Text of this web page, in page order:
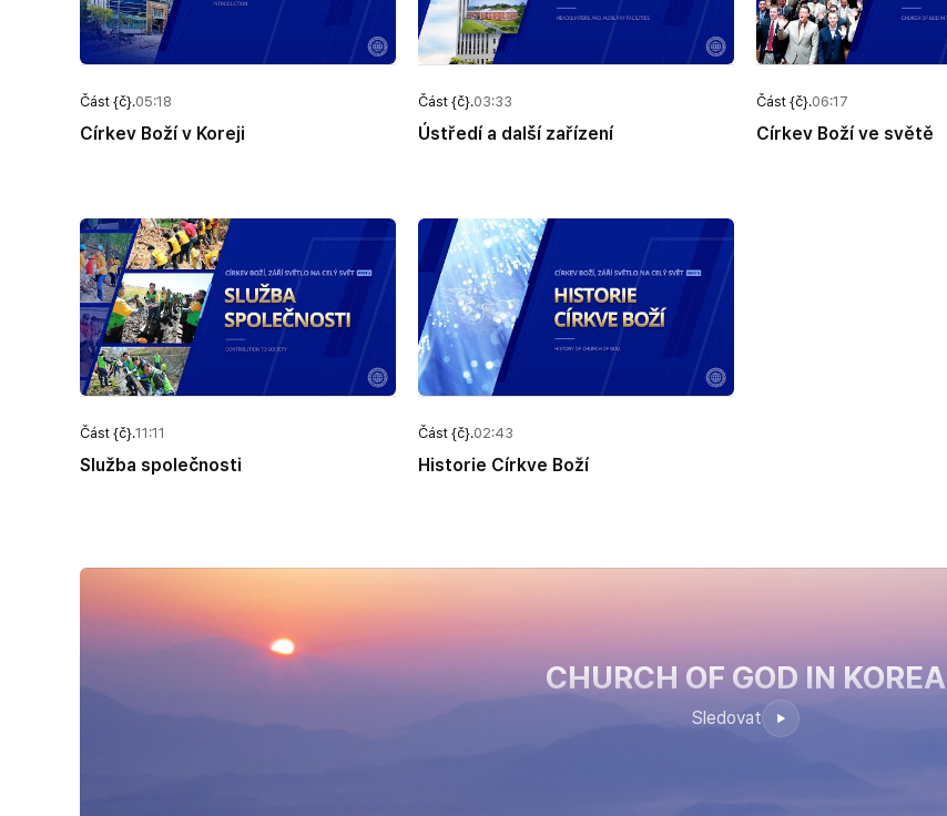
Část {č}.05:18
Církev Boží v Koreji
Část {č}.03:33
Ústředí a další zařízení
Část {č}.06:17
Církev Boží ve světě
Část {č}.11:11
Služba společnosti
Část {č}.02:43
Historie Církve Boží
CHURCH OF GOD IN KOREA
Sledovat